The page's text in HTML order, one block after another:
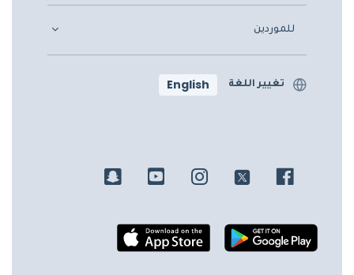
للموردين
تغيير اللغة English